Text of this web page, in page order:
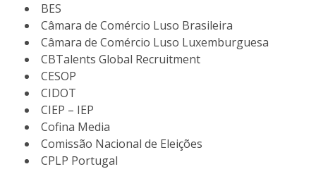
BES
Câmara de Comércio Luso Brasileira
Câmara de Comércio Luso Luxemburguesa
CBTalents Global Recruitment
CESOP
CIDOT
CIEP – IEP
Cofina Media
Comissão Nacional de Eleições
CPLP Portugal